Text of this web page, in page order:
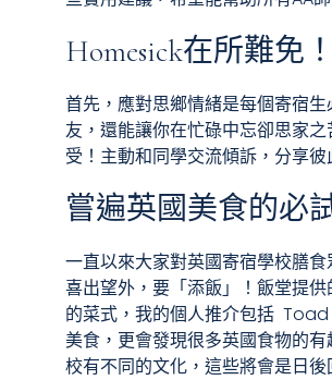
Homesick在所難免！
首先，應對思鄉情緒是每個寄宿
友，還能讓你在忙碌中忘卻思家
受！主動和同學交流傾訴，分享
嘗遍英國美食的必
一直以來大家對英國寄宿學校膳
喜出望外，要「添飯」！飯堂提
的菜式，我的個人推介包括
美食，更會發現很多英國食物的
校有不同的文化，這些將會是日後